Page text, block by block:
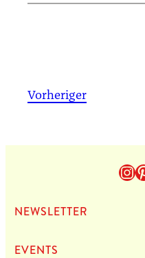
Vorheriger
NEWS­LET­TER
EVENTS